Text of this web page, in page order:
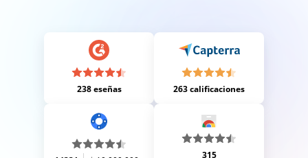
238 eseñas 263 calificaciones
315